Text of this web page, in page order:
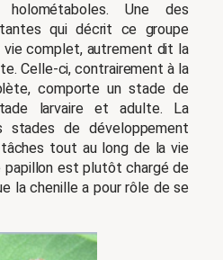
Une des
qui décrit ce groupe
complet, autrement dit la
Celle-ci, contrairement à la
comporte un stade de
larvaire et adulte. La
stades de développement
tout au long de la vie
papillon est plutôt chargé de
la chenille a pour rôle de se